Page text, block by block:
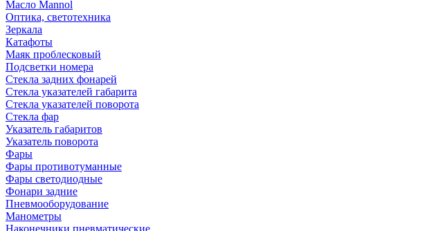
Масло Mannol
Оптика, светотехника
Зеркала
Катафоты
Маяк проблесковый
Подсветки номера
Стекла задних фонарей
Стекла указателей габарита
Стекла указателей поворота
Стекла фар
Указатель габаритов
Указатель поворота
Фары
Фары противотуманные
Фары светодиодные
Фонари задние
Пневмооборудование
Манометры